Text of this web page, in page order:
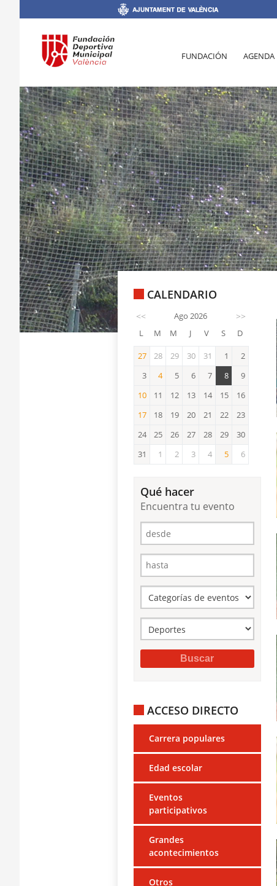
FUNDACIÓN AGENDA
CALENDARIO
<< Ago 2026 >>
L M M J V S D
27 28 29 30 31 1
2
3
4 5 6 7 8
9
10
10
11 12 13 14 15
16
17
17
18 19 20 21 22
23
24
25 26 27 28 29
30
31
1 2 3 4 5 6
Qué hacer
Encuentra tu evento
ACCESO DIRECTO
Carrera populares
Edad escolar
Eventos
participativos
Grandes
acontecimientos
Otros